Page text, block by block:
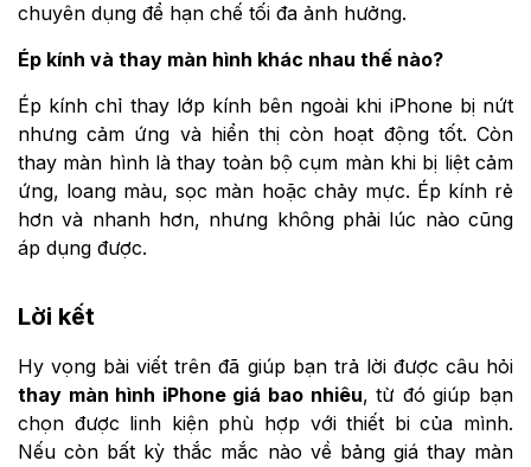
chuyên dụng để hạn chế tối đa ảnh hưởng.
Ép kính và thay màn hình khác nhau thế nào?
Ép kính chỉ thay lớp kính bên ngoài khi iPhone bị nứt
nhưng cảm ứng và hiển thị còn hoạt động tốt. Còn
thay màn hình là thay toàn bộ cụm màn khi bị liệt cảm
ứng, loang màu, sọc màn hoặc chảy mực. Ép kính rẻ
hơn và nhanh hơn, nhưng không phải lúc nào cũng
áp dụng được.
Lời kết
Hy vọng bài viết trên đã giúp bạn trả lời được câu hỏi
thay màn hình iPhone giá bao nhiêu, từ đó giúp bạn
chọn được linh kiện phù hợp với thiết bi của mình.
Nếu còn bất kỳ thắc mắc nào về bảng giá thay màn